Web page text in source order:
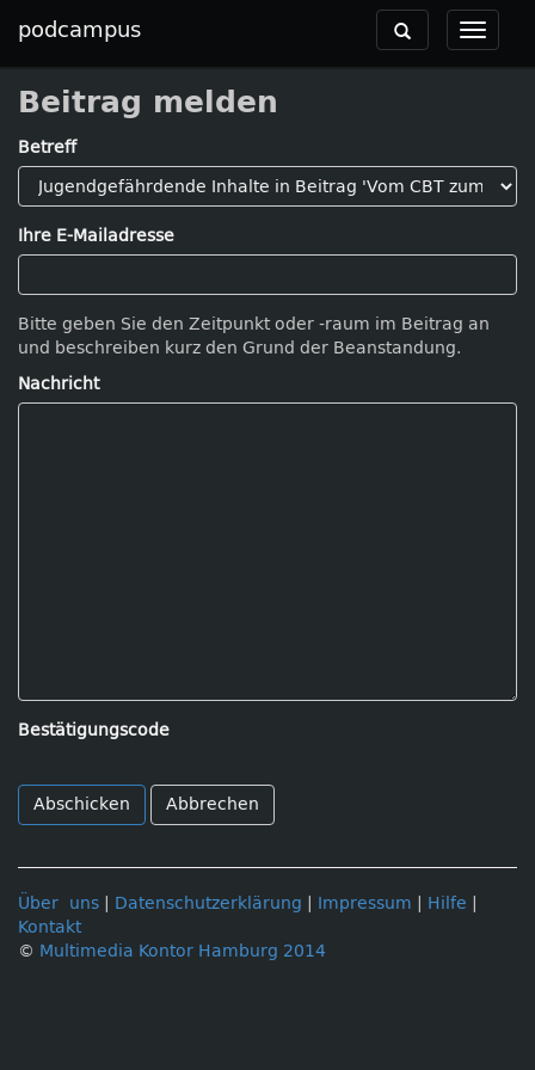
podcampus
Toggle
Toggle
navigation
Beitrag melden
Betreff
Ihre E-Mailadresse
Bitte geben Sie den Zeitpunkt oder -raum im Beitrag an
und beschreiben kurz den Grund der Beanstandung.
Nachricht
Bestätigungscode
Abbrechen
Über uns Datenschutzerklärung Impressum Hilfe
Kontakt
© Multimedia Kontor Hamburg 2014